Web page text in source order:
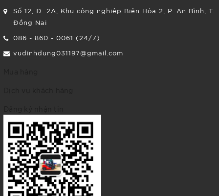
Số 12, Đ. 2A, Khu công nghiệp Biên Hòa 2, P. An Bình, T.
Đồng Nai
086 - 860 - 0061 (24/7)
vudinhdung031197@gmail.com